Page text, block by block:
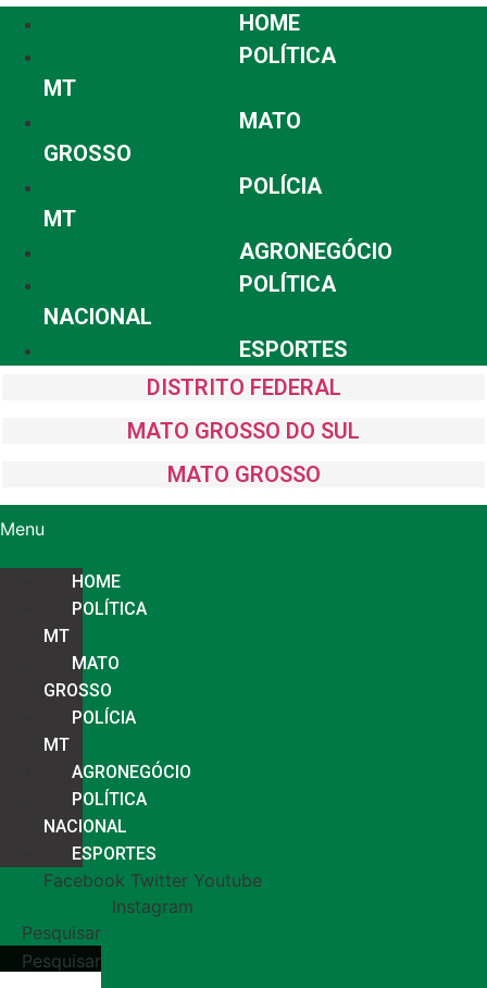
HOME
POLÍTICA
MT
MATO
GROSSO
POLÍCIA
MT
AGRONEGÓCIO
POLÍTICA
NACIONAL
ESPORTES
DISTRITO FEDERAL
MATO GROSSO DO SUL
MATO GROSSO
Menu
HOME
POLÍTICA
MT
MATO
GROSSO
POLÍCIA
MT
AGRONEGÓCIO
POLÍTICA
NACIONAL
ESPORTES
Facebook Twitter Youtube
Instagram
Pesquisar
Pesquisar